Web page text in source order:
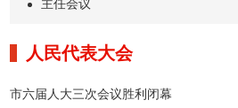
代表工作
主任会议
人民代表大会
市六届人大三次会议胜利闭幕